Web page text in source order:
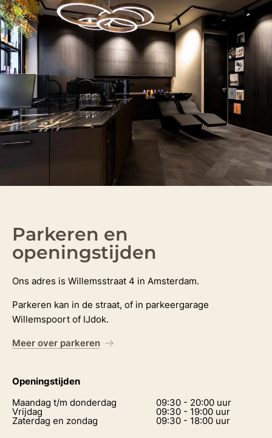
Parkeren en
openingstijden
Ons adres is Willemsstraat 4 in Amsterdam.
Parkeren kan in de straat, of in parkeergarage
Willemspoort of IJdok.
Meer over parkeren
Openingstijden
Maandag t/m donderdag
09:30 - 20:00 uur
Vrijdag 09:30 - 19:00 uur
Zaterdag en zondag 09:30 - 18:00 uur